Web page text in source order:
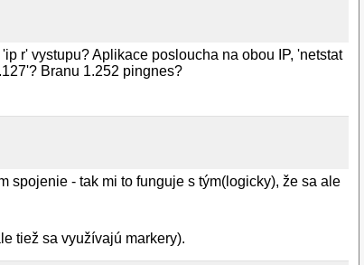
r' vystupu? Aplikace posloucha na obou IP, 'netstat
Branu 1.252 pingnes?
spojenie - tak mi to funguje s tým(logicky), že sa ale
tiež sa využívajú markery).